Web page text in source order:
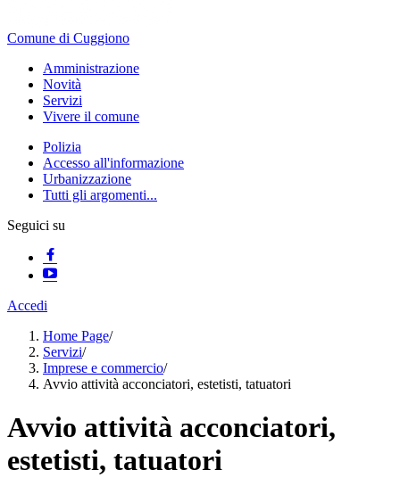
Comune di Cuggiono
Amministrazione
Novità
Servizi
Vivere il comune
Polizia
Accesso all'informazione
Urbanizzazione
Tutti gli argomenti...
Seguici su
Accedi
Home Page/
Servizi/
Imprese e commercio/
Avvio attività acconciatori, estetisti, tatuatori
Avvio attività acconciatori,
estetisti, tatuatori